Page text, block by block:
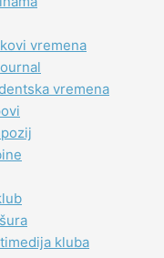
vremena
vremena
kluba